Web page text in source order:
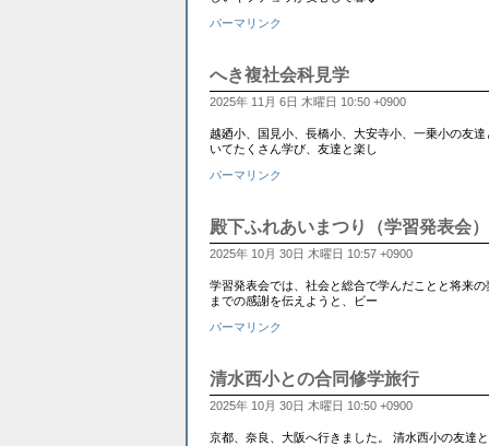
パーマリンク
へき複社会科見学
2025年 11月 6日 木曜日 10:50 +0900
越廼小、国見小、長橋小、大安寺小、一乗小の友
いてたくさん学び、友達と楽し
パーマリンク
殿下ふれあいまつり（学習発表会）
2025年 10月 30日 木曜日 10:57 +0900
学習発表会では、社会と総合で学んだことと将来
までの感謝を伝えようと、ビー
パーマリンク
清水西小との合同修学旅行
2025年 10月 30日 木曜日 10:50 +0900
京都、奈良、大阪へ行きました。 清水西小の友達